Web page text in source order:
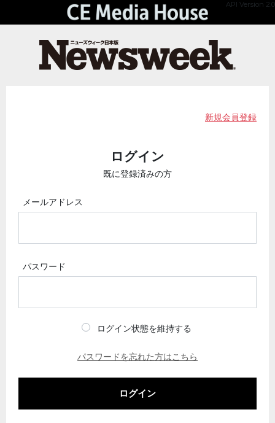
API Version 2.0
新規会員登録
ログイン
既に登録済みの方
メールアドレス
パスワード
ログイン状態を維持する
パスワードを忘れた方はこちら
ログイン